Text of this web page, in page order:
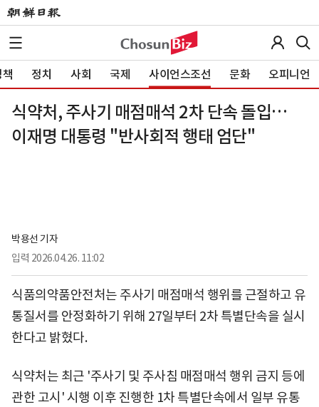
정치 사회 국제 사이언스조선 문화 오피니언
식약처, 주사기 매점매석 2차 단속 돌입…
이재명 대통령 "반사회적 행태 엄단"
박용선 기자
입력 2026.04.26. 11:02
식품의약품안전처는 주사기 매점매석 행위를 근절하고 유
통질서를 안정화하기 위해 27일부터 2차 특별단속을 실시
한다고 밝혔다.
식약처는 최근 '주사기 및 주사침 매점매석 행위 금지 등에
관한 고시' 시행 이후 진행한 1차 특별단속에서 일부 유통